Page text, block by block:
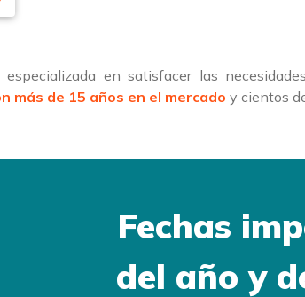
especializada en satisfacer las
más de 15 años en el mercado y cientos
Fechas
del año y